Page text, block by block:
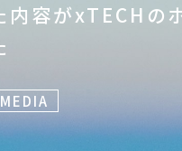
内容がxTECHの
MEDIA